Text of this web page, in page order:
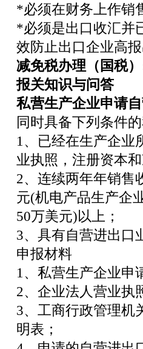
*必须在财务上作销
*必须是出口收汇并
效防止出口企业高
减免税办理（国税
报关知识与问答
私营生产企业申请
同时具备下列条件
1、已经在生产企业
业执照，注册资本
2、连续两年年销售
元(机电产品生产企
50万美元)以上；
3、具有自营进出口
申报材料
1、私营生产企业申
2、企业法人营业执
3、工商行政管理机
明表；